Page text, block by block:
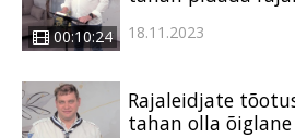
00:10:24 18.11.2023
Rajaleidjate
tahan olla õiglane